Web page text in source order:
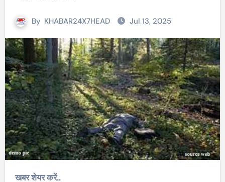
By KHABAR24X7HEAD Jul 13, 2025
खबर शेयर करें..